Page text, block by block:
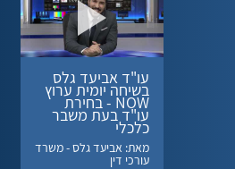
עו"ד אביעד גלס
בשיחה יומית ערוץ
NOW - בחירת
עו"ד בעת משבר
כלכלי
מאת: אביעד גלס - משרד
עורכי דין